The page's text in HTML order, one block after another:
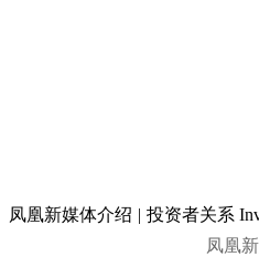
凤凰新媒体介绍 | 投资者关系
凤凰